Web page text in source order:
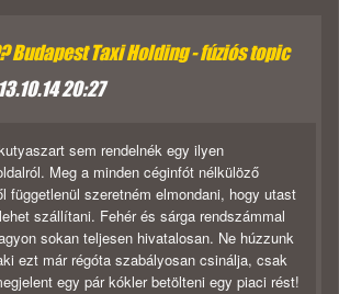
Budapest Taxi Holding - fúziós topic
20:27
sem rendelnék egy ilyen
Meg a minden céginfót nélkülöző
függetlenül szeretném elmondani, hogy utast
szállítani. Fehér és sárga rendszámmal
sokan teljesen hivatalosan. Ne húzzunk
ezt már régóta szabályosan csinálja, csak
egy pár kókler betölteni egy piaci rést!